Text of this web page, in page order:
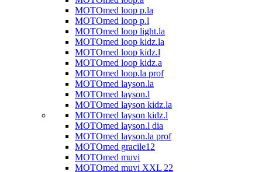
MOTOmed loop p.la
MOTOmed loop p.l
MOTOmed loop light.la
MOTOmed loop kidz.la
MOTOmed loop kidz.l
MOTOmed loop kidz.a
MOTOmed loop.la prof
MOTOmed layson.la
MOTOmed layson.l
MOTOmed layson kidz.la
MOTOmed layson kidz.l
MOTOmed layson.l dia
MOTOmed layson.la prof
MOTOmed gracile12
MOTOmed muvi
MOTOmed muvi XXL 22